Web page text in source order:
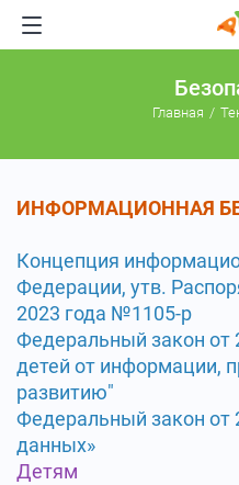
Главная
ИНФОРМАЦИОННАЯ
Концепция
Федерации, утв.
2023 года №1105-р
Федеральный закон от
детей от информации,
развитию"
Федеральный закон
данных»
Детям